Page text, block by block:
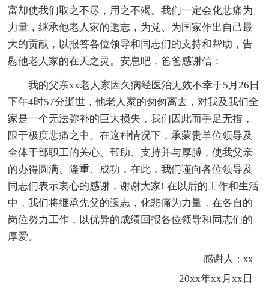
富却使我们取之不尽，用之不竭。我们一定会化悲痛为
力量，继承他老人家的遗志，为党、为国家作出自己最
大的贡献，以报答各位领导和同志们的支持和帮助，告
慰他老人家的在天之灵。安息吧，爸爸感谢信：
我的父亲xx老人家因久病经医治无效不幸于5月26日
下午4时57分逝世，他老人家的匆匆离去，对我及我们全
家是一个无法弥补的巨大损失，我们因此而手足无措，
限于极度悲痛之中。在这种情况下，承蒙贵单位领导及
全体干部职工的关心、帮助、支持并与厚膊，使我父亲
的办得圆满、隆重、成功，在此，我们谨向各位领导及
同志们表示衷心的感谢，谢谢大家! 在以后的工作和生活
中，我们将继承先父的遗志，化悲痛为力量，在各自的
岗位努力工作，以优异的成绩回报各位领导和同志们的
厚爱。
感谢人
：xx
20xx年xx月xx日